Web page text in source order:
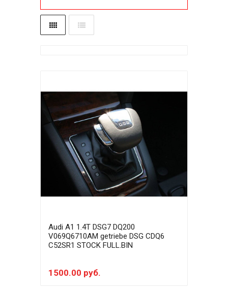
Audi A1 1.4T DSG7 DQ200
V069Q6710AM getriebe DSG CDQ6
C52SR1 STOCK FULL.BIN
1500.00 руб.